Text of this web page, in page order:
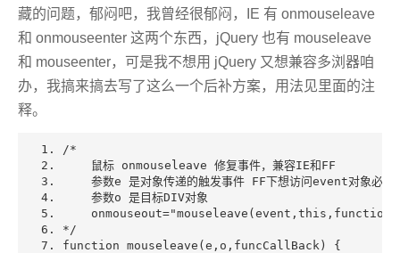
藏的问题，郁闷吧，我曾经很郁闷，IE 有 onmouseleave
和 onmouseenter 这两个东西，jQuery 也有 mouseleave
和 mouseenter，可是我不想用 jQuery 又想兼容多浏器咱
办，我搞来搞去写了这么一个后补方案，用法见里面的注
释。
/*
鼠标 onmouseleave 修复事件，兼容IE和FF
参数e 是对象传递的触发事件 FF下想访问event对象必
参数o 是目标DIV对象
*/
function mouseleave(e,o,funcCallBack) {